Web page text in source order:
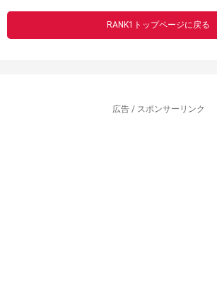
RANK1トップページに戻る
広告 / スポンサーリンク